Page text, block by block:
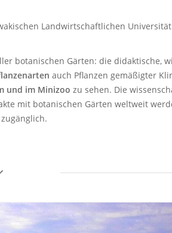
Landwirtschaftlichen
botanischen Gärten: die didaktische,
auch Pflanzen gemäßigter
und im Minizoo zu sehen. Die
mit botanischen Gärten weltweit